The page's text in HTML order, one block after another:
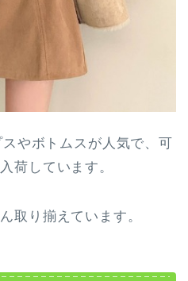
やボトムスが人気で、可
荷しています。
取り揃えています。